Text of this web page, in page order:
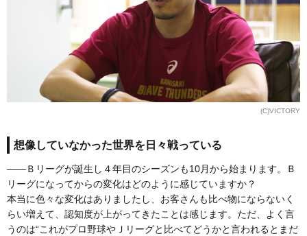
(C)VICTORY
想像していなかった世界を日々戦っている
――Ｂリーグが誕生し４年目のシーズンも10月から始まります。Ｂ
リーグになってからの変化はどのように感じていますか？
本当に色々な変化はありましたし、お客さんも比べ物にならないく
らい増えて、認知度が上がってきたことは感じます。ただ、よく言
うのは“これがプロ野球やＪリーグと比べてどうかと言われるとまだ